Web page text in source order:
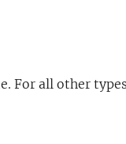
For all other